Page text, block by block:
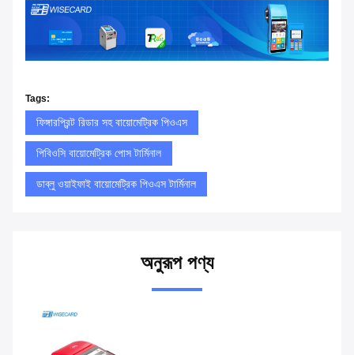
Tags:
ফিঙ্গারপ্রিন্ট রিডার সহ বায়োমেট্রিক পিওএস
পিবিওসি বায়োমেট্রিক পোস টার্মিনাল
ডাব্লু ওয়াইফাই বায়োমেট্রিক পিওএস টার্মিনাল
অনুরূপ পণ্য